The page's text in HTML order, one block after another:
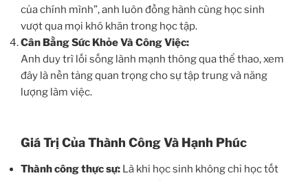
của chính mình”, anh luôn đồng hành cùng học sinh
vượt qua mọi khó khăn trong học tập.
Cân Bằng Sức Khỏe Và Công Việc:
Anh duy trì lối sống lành mạnh thông qua thể thao, xem
đây là nền tảng quan trọng cho sự tập trung và năng
lượng làm việc.
Giá Trị Của Thành Công Và Hạnh Phúc
Thành công thực sự: Là khi học sinh không chỉ học tốt